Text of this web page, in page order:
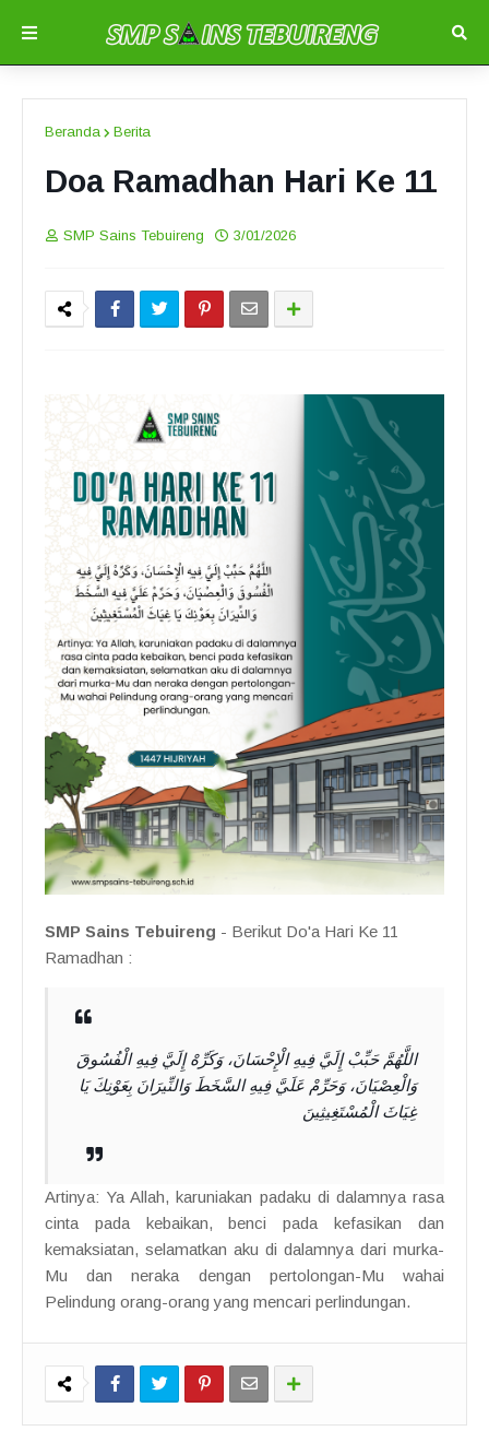
Beranda Berita
Doa Ramadhan Hari Ke 11
SMP Sains Tebuireng 3/01/2026
SMP Sains Tebuireng - Berikut Do'a Hari Ke 11
Ramadhan :
اللَّهُمَّ حَبِّبْ إِلَيَّ فِيهِ الْإِحْسَانَ، وَكَرِّهْ إِلَيَّ فِيهِ الْفُسُوقَ
وَالْعِصْيَانَ، وَحَرِّمْ عَلَيَّ فِيهِ السَّخَطَ وَالنِّيرَانَ بِعَوْنِكَ يَا
غِيَاثَ الْمُسْتَغِيثِينَ
Artinya: Ya Allah, karuniakan padaku di dalamnya rasa
cinta pada kebaikan, benci pada kefasikan dan
kemaksiatan, selamatkan aku di dalamnya dari murka-
Mu dan neraka dengan pertolongan-Mu wahai
Pelindung orang-orang yang mencari perlindungan.